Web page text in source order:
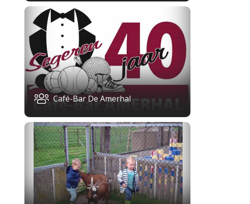
Café-Bar De Amerhal